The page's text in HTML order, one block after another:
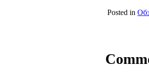
Posted in